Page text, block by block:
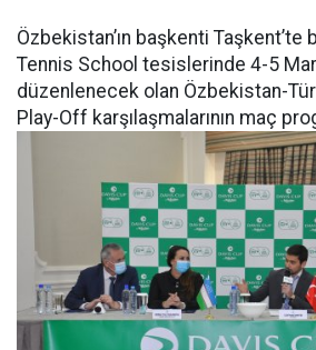
Özbekistan’ın başkenti Taşkent’te
Tennis School tesislerinde 4-5
düzenlenecek olan Özbekistan-
Play-Off karşılaşmalarının maç